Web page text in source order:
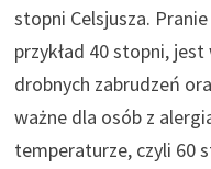
stopni Celsjusza.
przykład 40 stopni,
drobnych zabrudzeń
ważne dla osób z
temperaturze, czyli 60